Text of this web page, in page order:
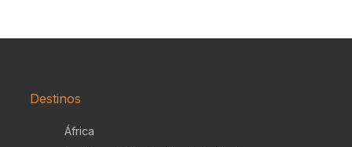
Destinos
África